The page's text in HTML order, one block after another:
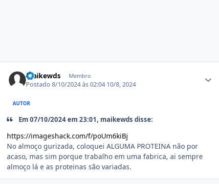
maikewds Membro
Postado8/10/2024 às 02:04 10/8, 2024
AUTOR
Em 07/10/2024 em 23:01, maikewds disse:
https://imageshack.com/f/poUm6kiBj
No almoço gurizada, coloquei ALGUMA PROTEINA não por
acaso, mas sim porque trabalho em uma fabrica, ai sempre
almoço lá e as proteinas são variadas.